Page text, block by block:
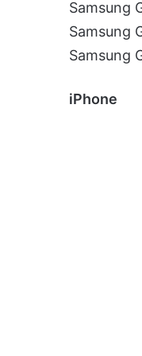
Samsung
Samsung
Samsung
iPhone